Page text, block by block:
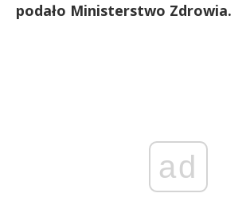
podało Ministerstwo Zdrowia.
ad